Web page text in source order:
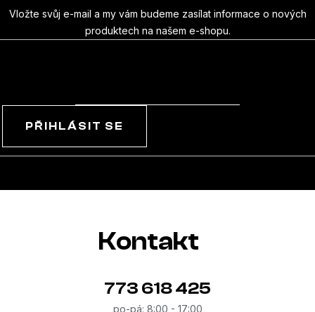
a
t
Vložte svůj e-mail a my vám budeme zasílat informace o nových
produktech na našem e-shopu.
PŘIHLÁSIT SE
Kontakt
773 618 425